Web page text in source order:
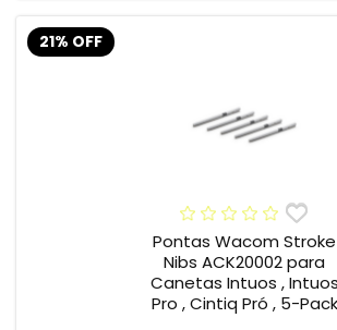
21% OFF
Pontas Wacom Stroke
Nibs ACK20002 para
Canetas Intuos , Intuos
Pro , Cintiq Pró , 5-Pack